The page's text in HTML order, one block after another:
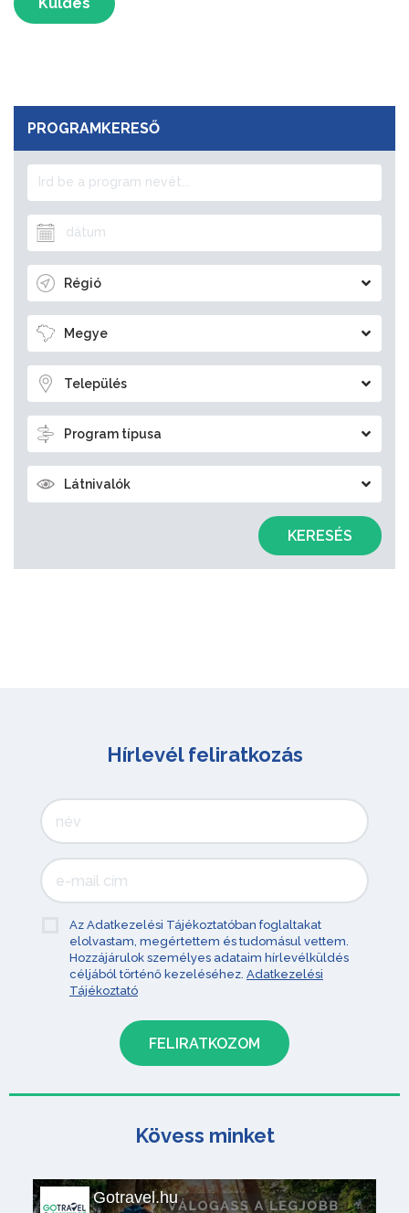
PROGRAMKERESŐ
Régió
Megye
Település
Program típusa
Látnivalók
KERESÉS
Hírlevél feliratkozás
Az Adatkezelési Tájékoztatóban foglaltakat
elolvastam, megértettem és tudomásul vettem.
Hozzájárulok személyes adataim hírlevélküldés
céljából történő kezeléséhez. Adatkezelési
Tájékoztató
Kövess minket
Gotravel.hu